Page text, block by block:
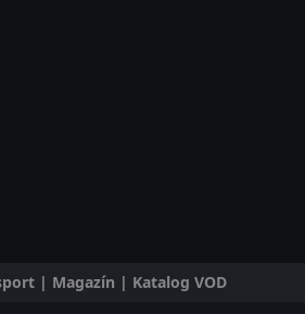
| Magazín | Katalog VOD